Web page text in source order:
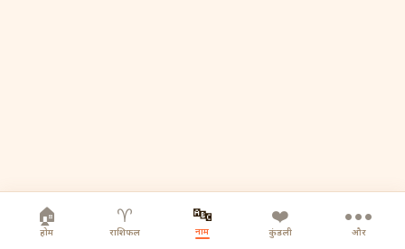
🏠
होम
♈
राशिफल
🔤
नाम
❤️
कुंडली
•••
और